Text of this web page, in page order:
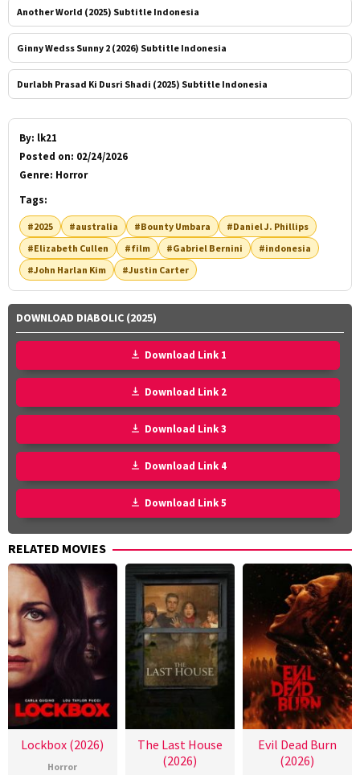
Another World (2025) Subtitle Indonesia
Ginny Wedss Sunny 2 (2026) Subtitle Indonesia
Durlabh Prasad Ki Dusri Shadi (2025) Subtitle Indonesia
By: lk21
Posted on: 02/24/2026
Genre: Horror
Tags:
#2025 #australia #Bounty Umbara
#Daniel J. Phillips
#Elizabeth Cullen
#film #Gabriel Bernini
#indonesia
#John Harlan Kim
#Justin Carter
DOWNLOAD DIABOLIC (2025)
Download Link 1
Download Link 2
Download Link 3
Download Link 4
Download Link 5
RELATED MOVIES
Lockbox (2026)
Horror
The Last House
(2026)
Evil Dead Burn
(2026)